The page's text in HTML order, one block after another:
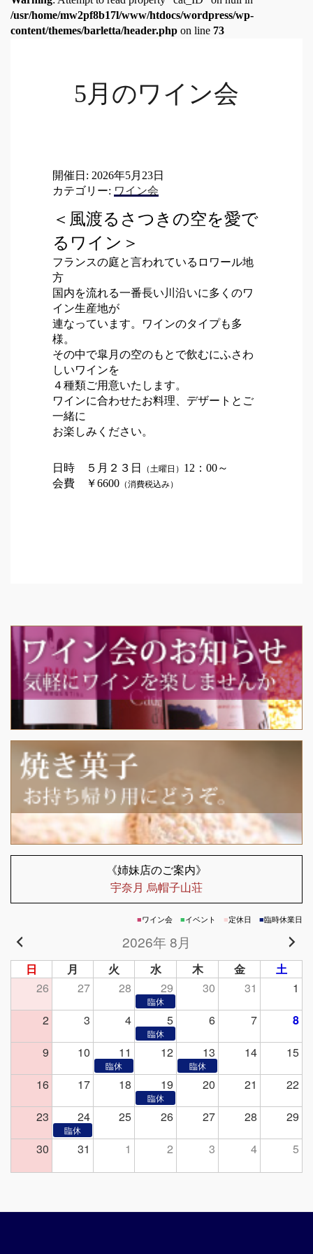
/usr/home/mw2pf8b17l/www/htdocs/wordpress/wp-
content/themes/barletta/header.php on line 73
5月のワイン会
開催日: 2026年5月23日
カテゴリー: ワイン会
＜風渡るさつきの空を愛で
るワイン＞
フランスの庭と言われているロワール地
方
国内を流れる一番長い川沿いに多くのワ
イン生産地が
連なっています。ワインのタイプも多
様。
その中で皐月の空のもとで飲むにふさわ
しいワインを
４種類ご用意いたします。
ワインに合わせたお料理、デザートとご
一緒に
お楽しみください。
日時 ５月２３日 （土曜日） 12：00～
会費 ￥6600 （消費税込み）
navigation
《姉妹店のご案内》
宇奈月 烏帽子山荘
■ワイン会 ■イベント ■定休日 ■臨時休業日
2026年 8月
日 月 火 水 木 金
土
26
27 28 29 30 31
1
2
3 4 5 6 7
8
9
10 11 12 13 14
15
16
17 18 19 20 21
22
23
24 25 26 27 28
29
30
31 1 2 3 4 5